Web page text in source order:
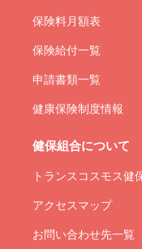
保険料月額表
保険給付一覧
申請書類一覧
健康保険制度情報
健保組合について
トランスコスモス健
アクセスマップ
お問い合わせ先一覧